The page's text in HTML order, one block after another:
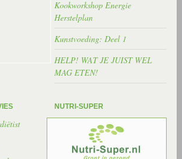
Kookworkshop Energie
Herstelplan
Kunstvoeding: Deel 1
HELP! WAT JE JUIST WEL
MAG ETEN!
NUTRI-SUPER